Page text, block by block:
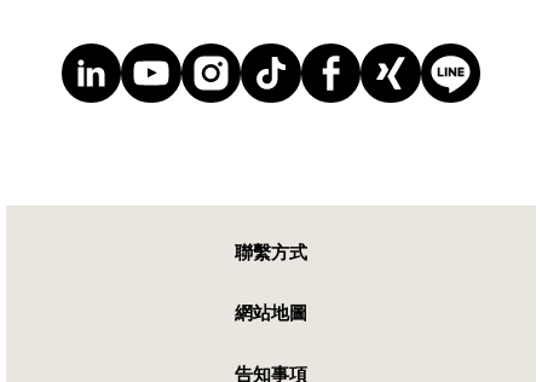
聯繫方式
網站地圖
告知事項